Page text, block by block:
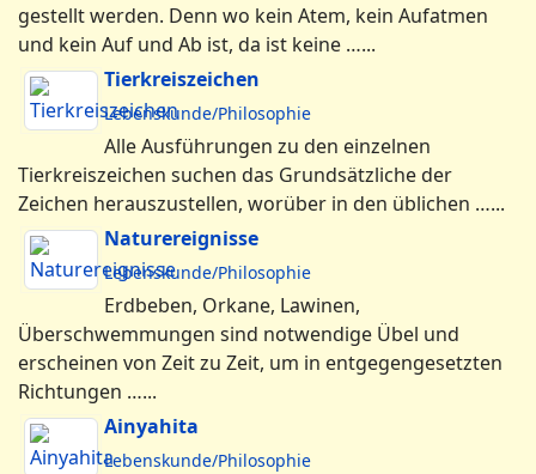
„Atem ist Leben“ kann von niemandem in Abrede
gestellt werden. Denn wo kein Atem, kein Aufatmen
und kein Auf und Ab ist, da ist keine …...
Tierkreiszeichen
Lebenskunde/Philosophie
Alle Ausführungen zu den einzelnen
Tierkreiszeichen suchen das Grundsätzliche der
Zeichen herauszustellen, worüber in den üblichen …...
Naturereignisse
Lebenskunde/Philosophie
Erdbeben, Orkane, Lawinen,
Überschwemmungen sind notwendige Übel und
erscheinen von Zeit zu Zeit, um in entgegengesetzten
Richtungen …...
Ainyahita